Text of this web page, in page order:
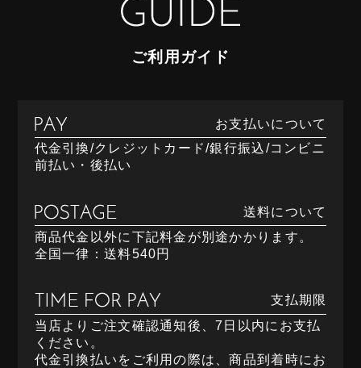
ご利用ガイド
お支払いについて
代金引換/クレジットカード/銀行振込/コンビニ
前払い・後払い
送料について
商品代金以外に下記料金が別途かかります。
全国一律：送料540円
支払期限
当店よりご注文確認通知後、7日以内にお支払
ください。
代金引換払いをご利用の際は、商品到着時にお